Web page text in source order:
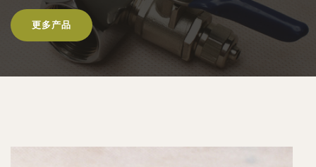
更多产品